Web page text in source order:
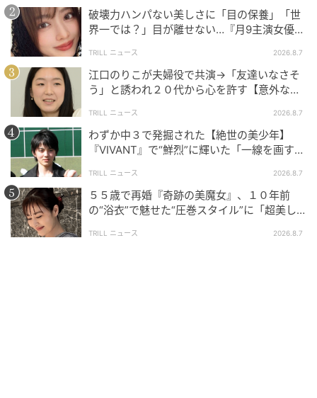
破壊力ハンパない美しさに「目の保養」「世
界一では？」目が離せない…『月9主演女優
TRILL ニュース 2026.8.7
江口のりこが夫婦役で共演→「友達いなさそ
う」と誘われ２０代から心を許す【意外な親
TRILL ニュース 2026.8.7
わずか中３で発掘された【絶世の美少年】
『VIVANT』で“鮮烈”に輝いた「一線を画す」
TRILL ニュース 2026.8.7
５５歳で再婚『奇跡の美魔女』、１０年前
の“浴衣”で魅せた“圧巻スタイル”に「超美し
TRILL ニュース 2026.8.7